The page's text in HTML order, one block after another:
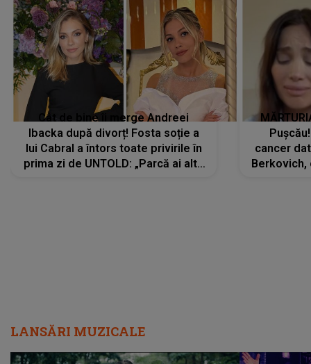
Cât de bine îi merge Andreei
Ibacka după divorț! Fosta soție a
lui Cabral a întors toate privirile în
prima zi de UNTOLD: „Parcă ai altă
cancer
LANSĂRI MUZICALE